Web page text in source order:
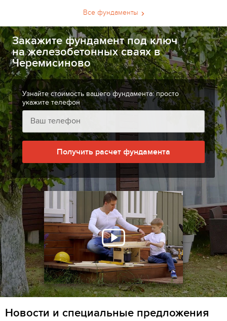
Все фундаменты
Закажите фундамент под ключ
на железобетонных сваях в
Черемисиново
Узнайте стоимость вашего фундамента: просто
укажите телефон
Получить расчет фундамента
Новости и специальные предложения